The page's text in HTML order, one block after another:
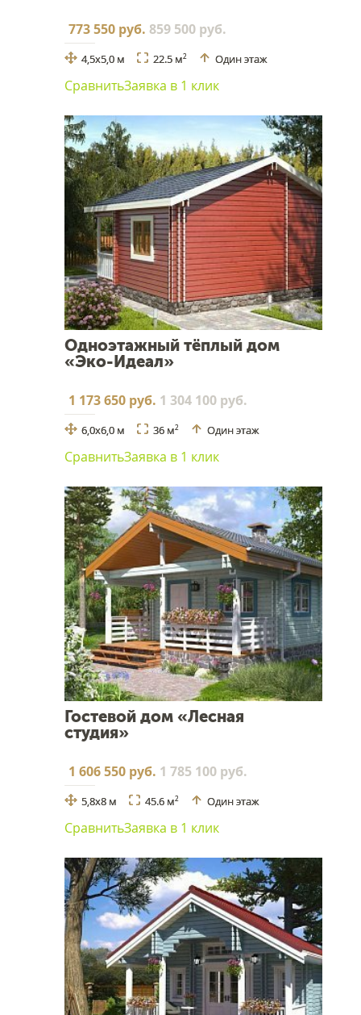
773 550 руб. 859 500 руб.
4,5х5,0 м 22.5 м2 Один этаж
СравнитьЗаявка в 1 клик
Одноэтажный тёплый дом
«Эко-Идеал»
1 173 650 руб. 1 304 100 руб.
6,0х6,0 м 36 м2 Один этаж
СравнитьЗаявка в 1 клик
Гостевой дом «Лесная
студия»
1 606 550 руб. 1 785 100 руб.
5,8x8 м 45.6 м2 Один этаж
СравнитьЗаявка в 1 клик